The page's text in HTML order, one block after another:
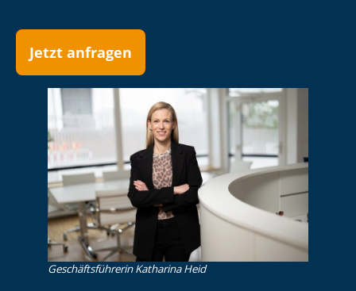
Jetzt anfragen
Ge­schäfts­füh­re­rin Katharina Heid